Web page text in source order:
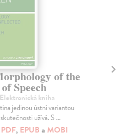
of the
Speech
kniha
jedinou ústní variantou
užívá. S ...
PDF, EPUB a MOBI